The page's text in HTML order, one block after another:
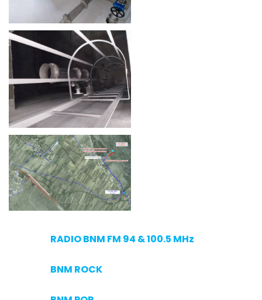
RADIO BNM FM 94 & 100.5 MHz
BNM ROCK